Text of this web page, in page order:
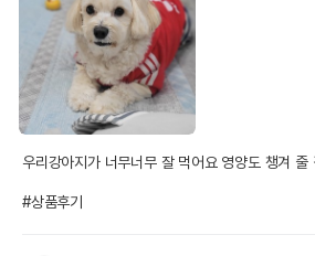
우리강아지가 너무너무 잘 먹어요 영양도 챙겨
#상품후기